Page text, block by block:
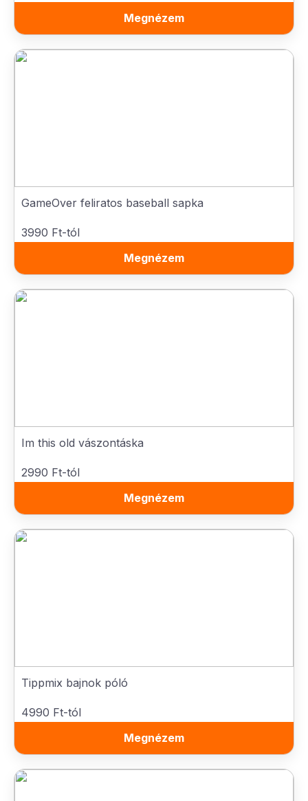
Megnézem
GameOver feliratos baseball sapka
3990 Ft-tól
Megnézem
Im this old vászontáska
2990 Ft-tól
Megnézem
Tippmix bajnok póló
4990 Ft-tól
Megnézem